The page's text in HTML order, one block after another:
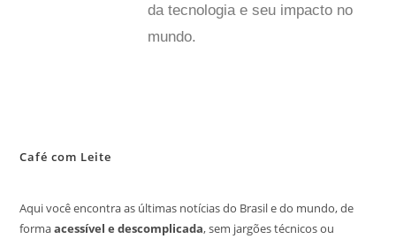
da tecnologia e seu impacto no
mundo.
Café com Leite
Aqui você encontra as últimas notícias do Brasil e do mundo, de
formaacessível e descomplicada, sem jargões técnicos ou